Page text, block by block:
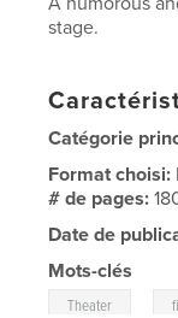
stage.
Catégorie
Format choisi:
# de pages:
Date de
Mots-clés
Theater